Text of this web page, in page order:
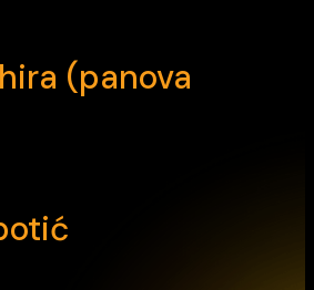
(panova